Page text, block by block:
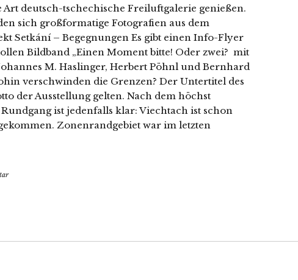
deutsch-tschechische Freiluftgalerie genießen.
sich großformatige Fotografien aus dem
Setkání – Begegnungen Es gibt einen Info-Flyer
Bildband „Einen Moment bitte! Oder zwei? mit
M. Haslinger, Herbert Pöhnl und Bernhard
verschwinden die Grenzen? Der Untertitel des
der Ausstellung gelten. Nach dem höchst
ist jedenfalls klar: Viechtach ist schon
Zonenrandgebiet war im letzten